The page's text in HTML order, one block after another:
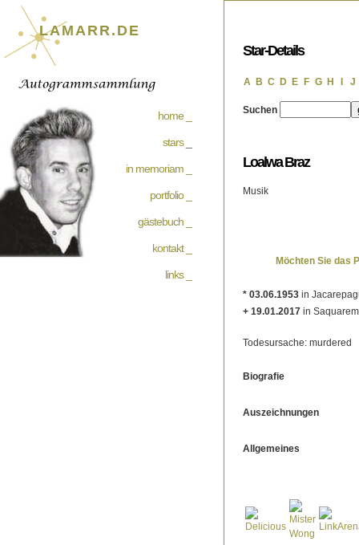
LAMARR.DE
home _
stars_
in memoriam _
portfolio _
gästebuch _
kontakt _
links _
Star-Details
A B C D E F G H J
Suchen
Loalwa Braz
Musik
Möchten Sie das
* 03.06.1953 in
+ 19.01.2017 in
Todesursache: murdered
Biografie
Auszeichnungen
Allgemeines